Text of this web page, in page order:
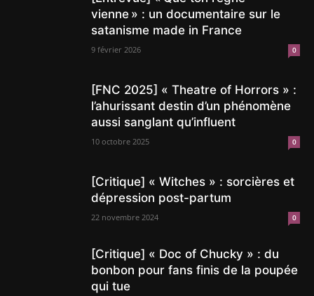
vienne » : un documentaire sur le
satanisme made in France
9 février 2026 0
[FNC 2025] « Theatre of Horrors » :
l’ahurissant destin d’un phénomène
aussi sanglant qu’influent
10 octobre 2025 0
[Critique] « Witches » : sorcières et
dépression post-partum
22 novembre 2024 0
[Critique] « Doc of Chucky » : du
bonbon pour fans finis de la poupée
qui tue